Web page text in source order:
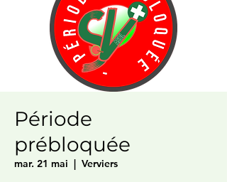
Période
prébloquée
mar. 21 mai
  |
Verviers